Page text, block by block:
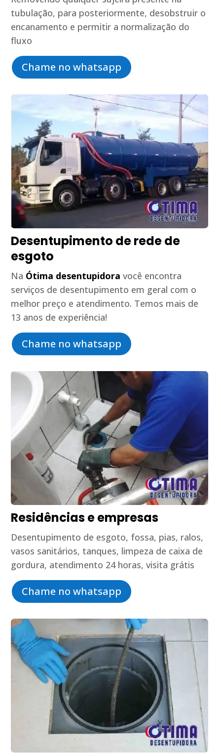
tubulação, para posteriormente, desobstruir o
encanamento e permitir a normalização do
fluxo
Chame no whatsapp
Desentupimento de rede de
esgoto
Na Ótima desentupidora você encontra
serviços de desentupimento em geral com o
melhor preço e atendimento. Temos mais de
13 anos de experiência!
Chame no whatsapp
Residências e empresas
Desentupimento de esgoto, fossa, pias, ralos,
vasos sanitários, tanques, limpeza de caixa de
gordura, atendimento 24 horas, visita grátis
Chame no whatsapp